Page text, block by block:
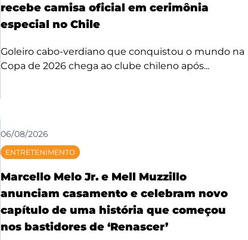
recebe camisa oficial em cerimônia
especial no Chile
Goleiro cabo-verdiano que conquistou o mundo na
Copa de 2026 chega ao clube chileno após...
06/08/2026
ENTRETENIMENTO
Marcello Melo Jr. e Mell Muzzillo
anunciam casamento e celebram novo
capítulo de uma história que começou
nos bastidores de ‘Renascer’